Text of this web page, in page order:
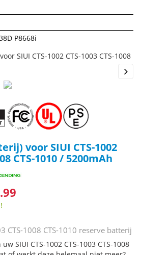
P8668i
voor SIUI CTS-1002
CTS-1010 / 5200mAh
CTS-1008 CTS-1010 reserve batterij
SIUI CTS-1002 CTS-1003 CTS-1008